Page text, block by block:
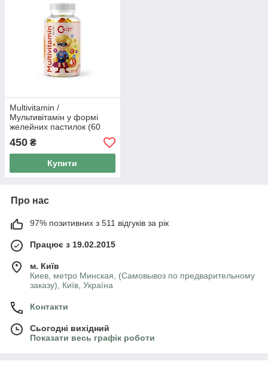
Multivitamin /
Мультивітамін у формі
желейних пастилок (60
шт.), Green Visa
450 ₴
Купити
Про нас
97% позитивних з 511 відгуків за рік
Працює з 19.02.2015
м. Київ
Киев, метро Минская, (Самовывоз по предварительному
заказу), Київ, Україна
Контакти
Сьогодні вихідний
Показати весь графік роботи